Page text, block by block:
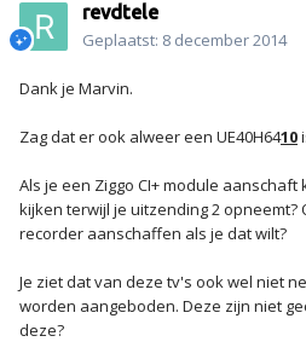
revdtele
Geplaatst: 8 december 2014
Dank je Marvin.
Zag dat er ook alweer een UE40H6410
Als je een Ziggo CI+ module
kijken terwijl je uitzending 2 opneemt?
recorder aanschaffen als je dat wilt?
Je ziet dat van deze tv's ook wel niet
worden aangeboden. Deze zijn niet
deze?